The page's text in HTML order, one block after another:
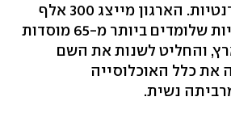
הסטודנטים והסטודנטיות. הארגון מייצג 300 אלף
סטונדטים וסטודנטיות שלומדים ביותר מ-65 מוסדות
והחליט לשנות את השם
את כלל האוכלוסייה
נשית.